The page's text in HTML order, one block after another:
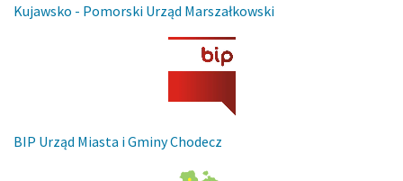
Kujawsko - Pomorski Urząd Marszałkowski
BIP Urząd Miasta i Gminy Chodecz